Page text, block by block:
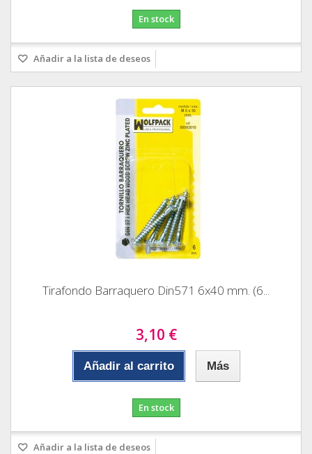
En stock
Añadir a la lista de deseos
Tirafondo Barraquero Din571 6x40 mm. (6...
3,10 €
Añadir al carrito Más
En stock
Añadir a la lista de deseos